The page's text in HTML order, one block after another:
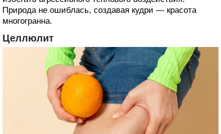
Природа не ошиблась, создавая кудри — красота
многогранна.
Целлюлит